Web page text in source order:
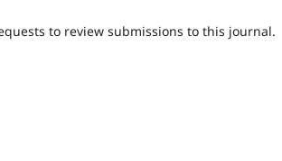
to review submissions to this journal.